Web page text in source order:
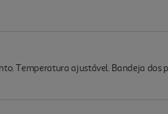
Temperatura ajustável. Bandeja